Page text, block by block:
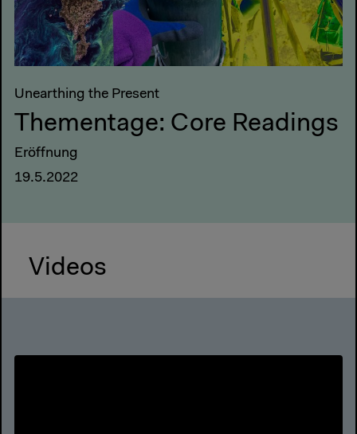
Unearthing the Present
Thementage: Core Readings
Eröffnung
19.5.2022
Videos